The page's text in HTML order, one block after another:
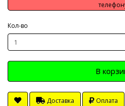
Кол-во
В
Доставка Оплата